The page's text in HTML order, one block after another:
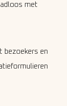
met
bezoekers en